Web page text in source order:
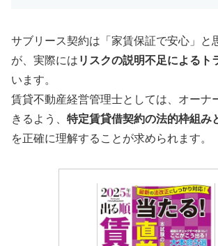
サブリース契約は「家賃保証で安心」と
が、実際には リスクの説明不足によるト
います。
賃貸不動産経営管理士としては、オーナ
きるよう、 特定賃貸借契約の法的枠組み
を正確に理解することが求められます。